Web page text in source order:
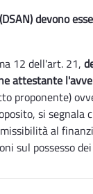
devono
12 dell'art. 21,
attestante
proponente)
si
al
sul possesso